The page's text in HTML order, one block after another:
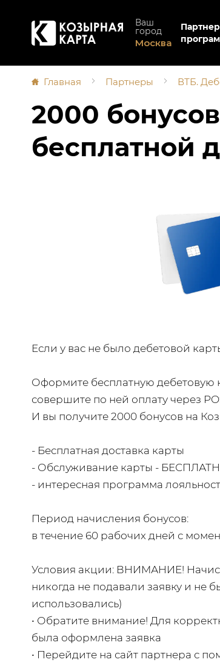
Ваш
город
Москва
Главная Партнеры ВТБ.
2000
бесплатной
Если у вас не было дебетовой
Оформите бесплатную дебетовую
совершите по ней оплату через
И вы получите 2000 бонусов на
- Бесплатная доставка карты
- Обслуживание карты -
- интересная программа
Период начисления бонусов:
в течение 60 рабочих дней с
Условия акции: ВНИМАНИЕ!
никогда не подавали заявку и не
использовались)
• Обратите внимание! Для
была оформлена заявка
• Перейдите на сайт партнера с